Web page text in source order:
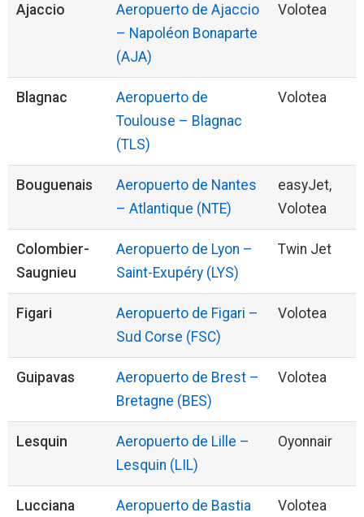
Ajaccio
Aeropuerto de Ajaccio
– Napoléon Bonaparte
(AJA)
Volotea
Blagnac
Aeropuerto de
Toulouse – Blagnac
(TLS)
Volotea
Bouguenais
Aeropuerto de Nantes
– Atlantique (NTE)
easyJet,
Volotea
Colombier-
Saugnieu
Aeropuerto de Lyon –
Saint-Exupéry (LYS)
Twin Jet
Figari
Aeropuerto de Figari –
Sud Corse (FSC)
Volotea
Guipavas
Aeropuerto de Brest –
Bretagne (BES)
Volotea
Lesquin
Aeropuerto de Lille –
Lesquin (LIL)
Oyonnair
Lucciana
Aeropuerto de Bastia
Volotea